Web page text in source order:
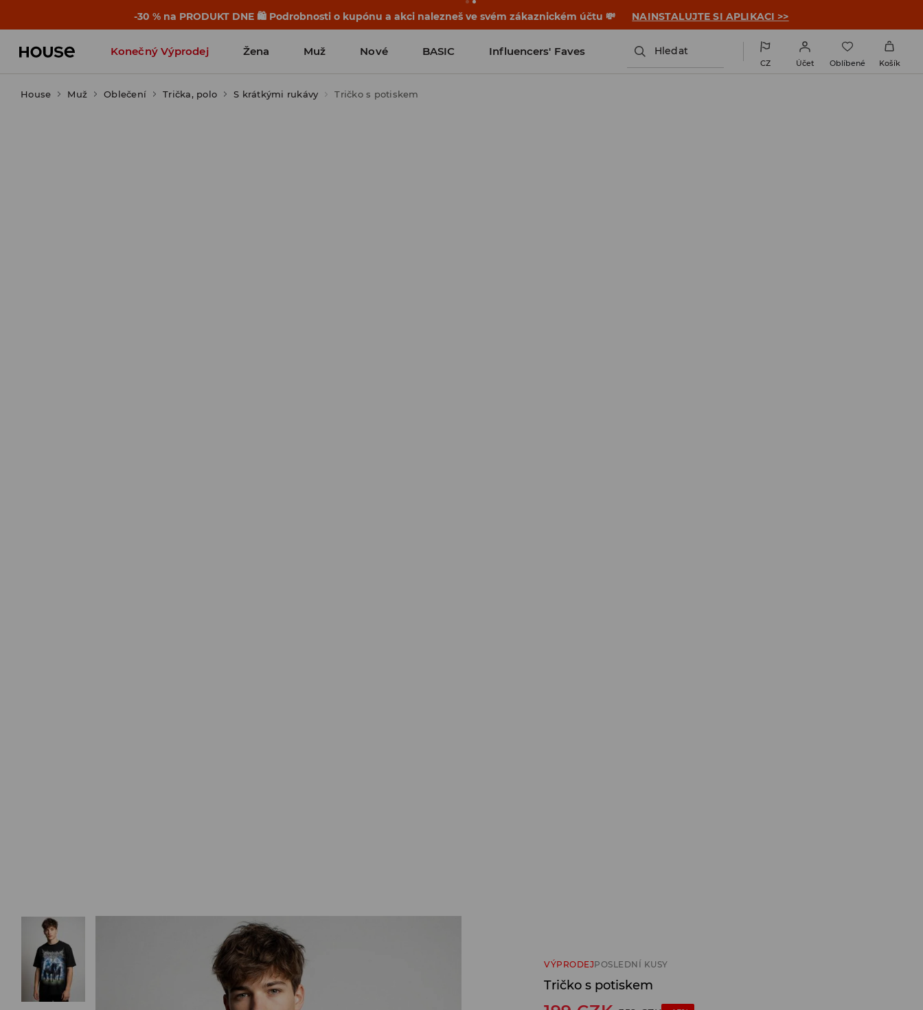
-30 % na PRODUKT DNE 🛍️ Podrobnosti o kupónu a akci nalezneš ve svém zákaznickém účtu 💸 NAINSTALUJTE SI APLIKACI >>
Konečný Výprodej Žena Muž Nové BASIC Influencers' Faves Hledat
CZ Účet Oblíbené Košík
House Muž Oblečení Trička, polo S krátkými rukávy Tričko s potiskem
VÝPRODEJPOSLEDNÍ KUSY
Tričko s potiskem